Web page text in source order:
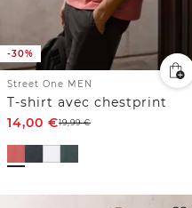
-30%
Street One MEN
T-shirt avec chestprint
14,00 €19,99€